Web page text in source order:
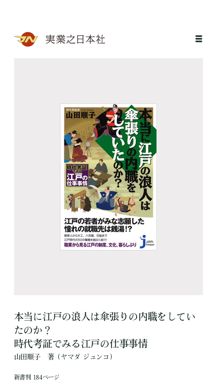
本当に江戸の浪人は傘張りの内職をしてい
たのか？
時代考証でみる江戸の仕事事情
山田順子 著（ヤマダ ジュンコ）
新書判 184ページ